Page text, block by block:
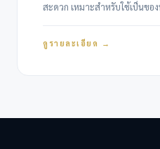
สะดวก เหมาะสำหรับใช้เป็นขอ
พรีเมี่ยมที่ใช้งานได้จริง…
ดูรายละเอียด →